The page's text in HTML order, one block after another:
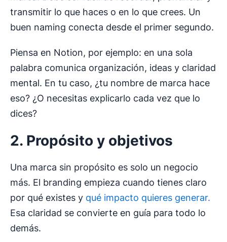
transmitir lo que haces o en lo que crees. Un
buen naming conecta desde el primer segundo.
Piensa en Notion, por ejemplo: en una sola
palabra comunica organización, ideas y claridad
mental. En tu caso, ¿tu nombre de marca hace
eso? ¿O necesitas explicarlo cada vez que lo
dices?
2. Propósito y objetivos
Una marca sin propósito es solo un negocio
más. El branding empieza cuando tienes claro
por qué existes y qué impacto quieres generar.
Esa claridad se convierte en guía para todo lo
demás.